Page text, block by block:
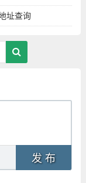
址查询
发 布